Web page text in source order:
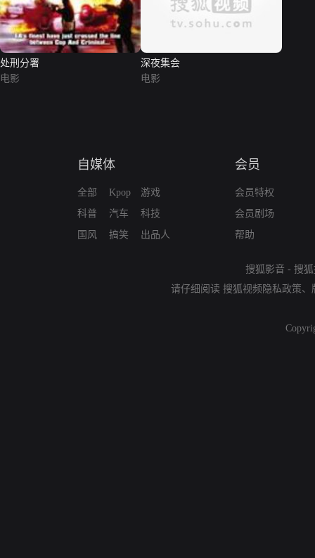
处刑分署
电影
深夜集会
电影
自媒体
全部
科普
国风
Kpop
汽车
搞笑
游戏
科技
出品人
会员
会员特权
会员剧场
帮助
搜狐影音 - 搜
请仔细阅读 搜狐视频隐私政策、